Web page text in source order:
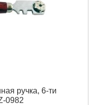
ручка, 6-ти
0982